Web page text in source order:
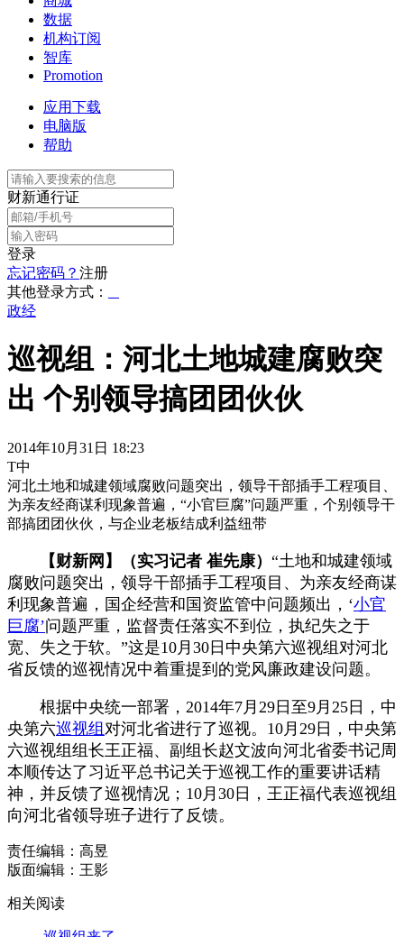
数据
机构订阅
智库
Promotion
应用下载
电脑版
帮助
财新通行证
登录
忘记密码？ 注册
其他登录方式：
政经
巡视组：河北土地城建腐败突
出 个别领导搞团团伙伙
2014年10月31日 18:23
T中
河北土地和城建领域腐败问题突出，领导干部插手工程项目、
为亲友经商谋利现象普遍，“小官巨腐”问题严重，个别领导干
部搞团团伙伙，与企业老板结成利益纽带
【财新网】（实习记者 崔先康） “土地和城建领域
腐败问题突出，领导干部插手工程项目、为亲友经商谋
利现象普遍，国企经营和国资监管中问题频出，‘小官
巨腐’问题严重，监督责任落实不到位，执纪失之于
宽、失之于软。”这是10月30日中央第六巡视组对河北
省反馈的巡视情况中着重提到的党风廉政建设问题。
根据中央统一部署，2014年7月29日至9月25日，中
央第六巡视组对河北省进行了巡视。10月29日，中央第
六巡视组组长王正福、副组长赵文波向河北省委书记周
本顺传达了习近平总书记关于巡视工作的重要讲话精
神，并反馈了巡视情况；10月30日，王正福代表巡视组
向河北省领导班子进行了反馈。
责任编辑：高昱
版面编辑：王影
相关阅读